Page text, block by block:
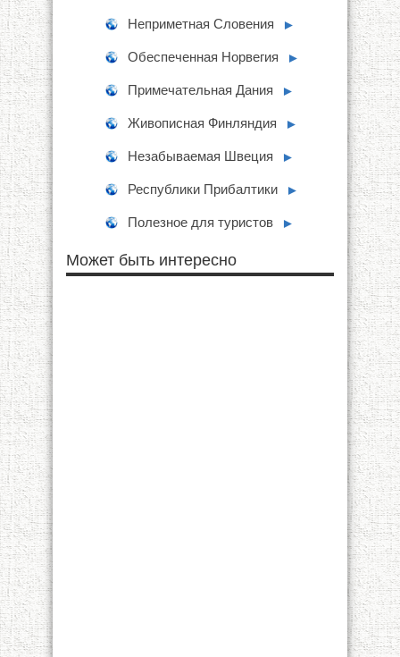
Неприметная Словения ►
Обеспеченная Норвегия ►
Примечательная Дания ►
Живописная Финляндия ►
Незабываемая Швеция ►
Республики Прибалтики ►
Полезное для туристов ►
Может быть интересно